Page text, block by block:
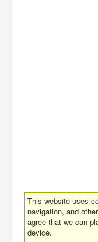
This website uses
navigation, and
agree that we can
device.